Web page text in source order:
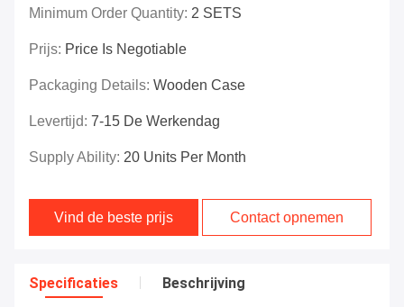
Minimum Order Quantity: 2 SETS
Prijs: Price Is Negotiable
Packaging Details: Wooden Case
Levertijd: 7-15 De Werkendag
Supply Ability: 20 Units Per Month
Vind de beste prijs Contact opnemen
Specificaties Beschrijving